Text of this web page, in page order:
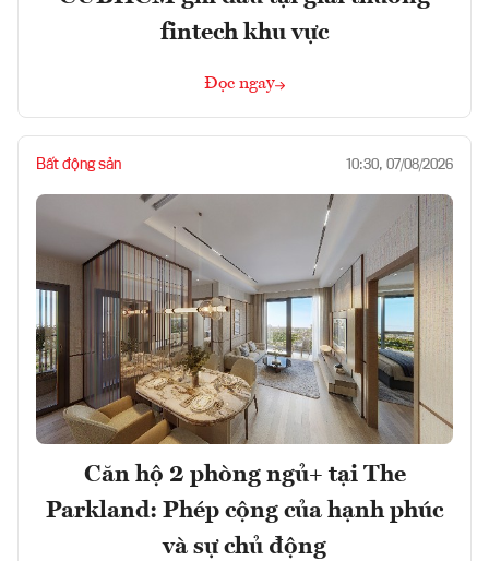
fintech khu vực
Đọc ngay
Bất động sản 10:30, 07/08/2026
Căn hộ 2 phòng ngủ+ tại The
Parkland: Phép cộng của hạnh phúc
và sự chủ động